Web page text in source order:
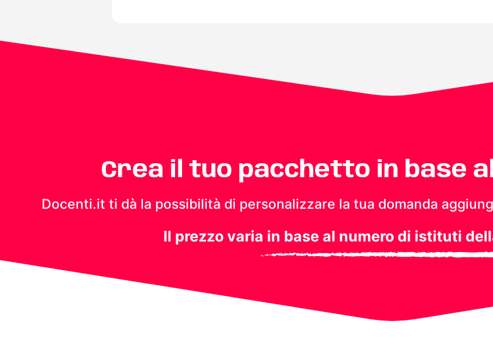
Crea il tuo pacchetto in base
Docenti.it ti dà la possibilità di personalizzare la tua domanda
Il prezzo varia in base al numero di istituti